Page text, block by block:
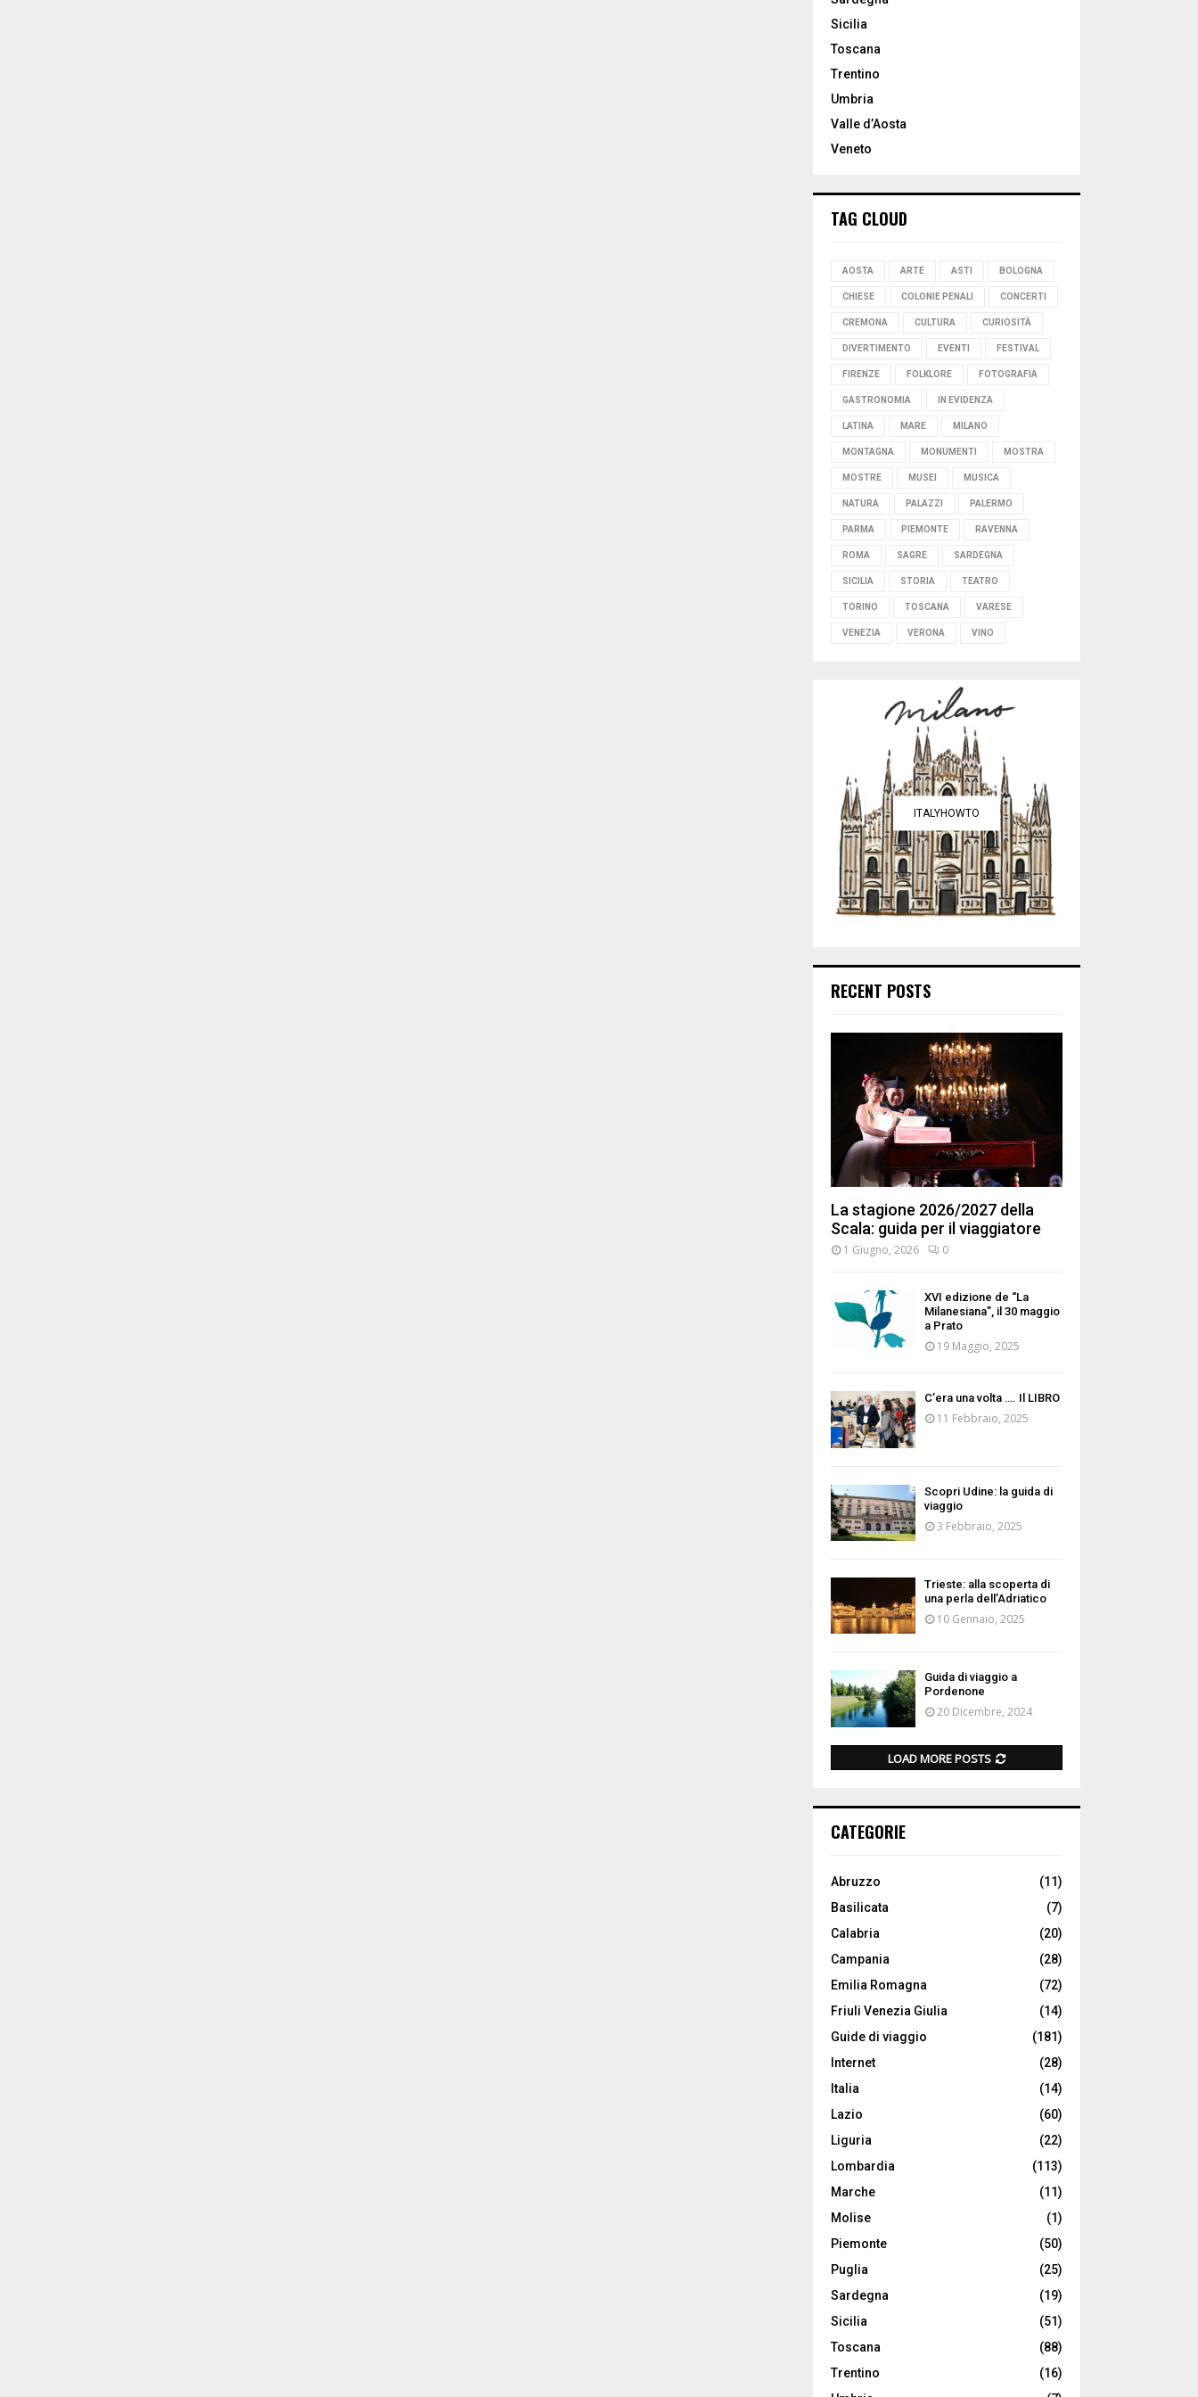
Sicilia
Toscana
Trentino
Umbria
Valle d’Aosta
Veneto
TAG CLOUD
AOSTA ARTE ASTI BOLOGNA
CHIESE COLONIE PENALI CONCERTI
CREMONA CULTURA CURIOSITÀ
DIVERTIMENTO EVENTI FESTIVAL
FIRENZE FOLKLORE FOTOGRAFIA
GASTRONOMIA IN EVIDENZA
LATINA MARE MILANO
MONTAGNA MONUMENTI MOSTRA
MOSTRE MUSEI MUSICA
NATURA PALAZZI PALERMO
PARMA PIEMONTE RAVENNA
ROMA SAGRE SARDEGNA
SICILIA STORIA TEATRO
TORINO TOSCANA VARESE
VENEZIA VERONA VINO
ITALYHOWTO
RECENT POSTS
La stagione 2026/2027 della
Scala: guida per il viaggiatore
1 Giugno, 2026 0
XVI edizione de “La
Milanesiana”, il 30 maggio
a Prato
19 Maggio, 2025
C’era una volta …. Il LIBRO
11 Febbraio, 2025
Scopri Udine: la guida di
viaggio
3 Febbraio, 2025
Trieste: alla scoperta di
una perla dell’Adriatico
10 Gennaio, 2025
Guida di viaggio a
Pordenone
20 Dicembre, 2024
LOAD MORE POSTS
CATEGORIE
Abruzzo
(11)
Basilicata
(7)
Calabria
(20)
Campania
(28)
Emilia Romagna
(72)
Friuli Venezia Giulia
(14)
Guide di viaggio
(181)
Internet
(28)
Italia
(14)
Lazio
(60)
Liguria
(22)
Lombardia
(113)
Marche
(11)
Molise
(1)
Piemonte
(50)
Puglia
(25)
Sardegna
(19)
Sicilia
(51)
Toscana
(88)
Trentino
(16)